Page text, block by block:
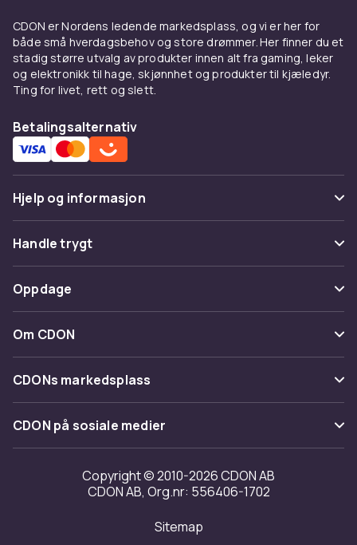
CDON er Nordens ledende markedsplass, og vi er her for
både små hverdagsbehov og store drømmer. Her finner du et
stadig større utvalg av produkter innen alt fra gaming, leker
og elektronikk til hage, skjønnhet og produkter til kjæledyr.
Ting for livet, rett og slett.
Betalingsalternativ
Hjelp og informasjon
Vanlige spørsmål
Spor pakke
Angre & returner her
Kontakt oss
Handle trygt
Betaling
Levering
Tilbakekallinger
Oppdage
Kategorier
Varemerker
Om CDON
Om oss
Kundeanmeldelser
Jobbe på CDON
Investor relations
Tilgjengelighet
CDONs markedsplass
Merchant Help Center
CDON på sosiale medier
Copyright © 2010-2026 CDON AB
CDON AB, Org.nr: 556406-1702
Sitemap